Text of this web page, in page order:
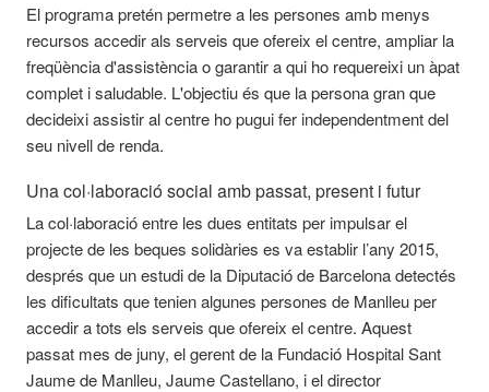
El programa pretén permetre a les persones amb menys
recursos accedir als serveis que ofereix el centre, ampliar la
freqüència d'assistència o garantir a qui ho requereixi un àpat
complet i saludable. L'objectiu és que la persona gran que
decideixi assistir al centre ho pugui fer independentment del
seu nivell de renda.
Una col·laboració social amb passat, present i futur
La col·laboració entre les dues entitats per impulsar el
projecte de les beques solidàries es va establir l’any 2015,
després que un estudi de la Diputació de Barcelona detectés
les dificultats que tenien algunes persones de Manlleu per
accedir a tots els serveis que ofereix el centre. Aquest
passat mes de juny, el gerent de la Fundació Hospital Sant
Jaume de Manlleu, Jaume Castellano, i el director